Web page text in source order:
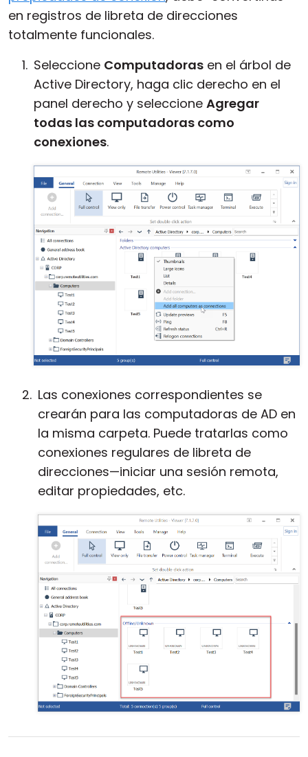
en registros de libreta de direcciones
totalmente funcionales.
Seleccione Computadoras en el árbol de
Active Directory, haga clic derecho en el
panel derecho y seleccione Agregar
todas las computadoras como
conexiones.
Las conexiones correspondientes se
crearán para las computadoras de AD en
la misma carpeta. Puede tratarlas como
conexiones regulares de libreta de
direcciones—iniciar una sesión remota,
editar propiedades, etc.